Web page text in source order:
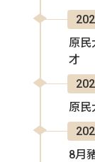
原民
才
原民
8月